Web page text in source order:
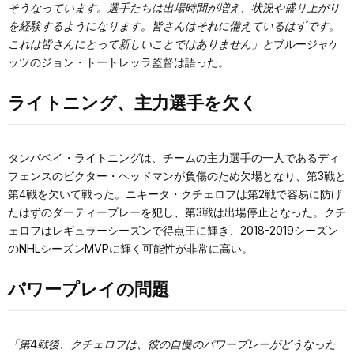
そうなっています。選手たちは出場時間が増え、状況や盛り上がり
を経験するようになります。皆さんはそれに備えているはずです。
これは皆さんにとって新しいことではありません」とブルージャケ
ッツのジョン・トートレッラ監督は語った。
ライトニング、主力選手を欠く
タンパベイ・ライトニングは、チームの主力選手の一人であるディ
フェンスのビクター・ヘッドマンが負傷のため欠場となり、第3戦と
第4戦を欠いて戦った。ニキータ・クチェロフは第2戦で容易に防げ
たはずのダーティープレーを犯し、第3戦は出場停止となった。クチ
ェロフはレギュラーシーズンで得点王に輝き、2018-2019シーズン
のNHLシーズンMVPに輝く可能性が非常に高い。
パワープレイの問題
「第4戦後、クチェロフは、彼の自慢のパワープレーがどうなった